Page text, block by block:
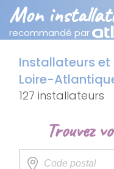
Mon
recommandé par
Installateurs
Loire-
127 installateurs
Trouvez